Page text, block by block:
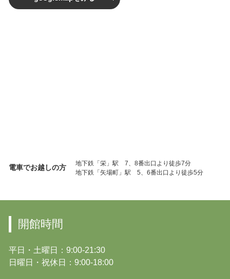
電車でお越しの方
地下鉄「栄」駅 7、8番出口より徒歩7分
地下鉄「矢場町」駅 5、6番出口より徒歩5分
開館時間
平日・土曜日：9:00-21:30
日曜日・祝休日：9:00-18:00